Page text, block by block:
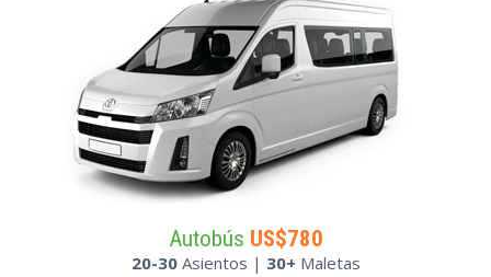
Autobús US$780
20-30Asientos | 30+ Maletas